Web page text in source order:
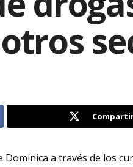
a través de los